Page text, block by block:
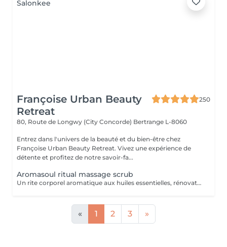
Françoise Urban Beauty
Retreat
250
80, Route de Longwy (City Concorde) Bertrange L-8060
Entrez dans l'univers de la beauté et du bien-être chez
Françoise Urban Beauty Retreat. Vivez une expérience de
détente et profitez de notre savoir-fa...
Aromasoul ritual massage scrub
Un rite corporel aromatique aux huiles essentielles, rénovateur et unique. Le corps est complètement gommé.
« 1 2 3 »